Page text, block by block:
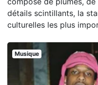
détails scintillants, la
culturelles les plus
Musique